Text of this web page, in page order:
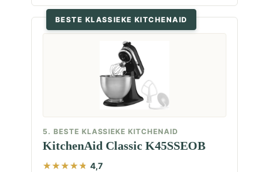
BESTE KLASSIEKE KITCHENAID
5. BESTE KLASSIEKE KITCHENAID
KitchenAid Classic K45SSEOB
4,7